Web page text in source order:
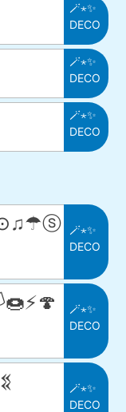
🪄⋆✨
DECO
🪄⋆✨
DECO
🪄⋆✨
DECO
🪄⋆✨
DECO
🪄⋆✨
DECO
🪄⋆✨
DECO